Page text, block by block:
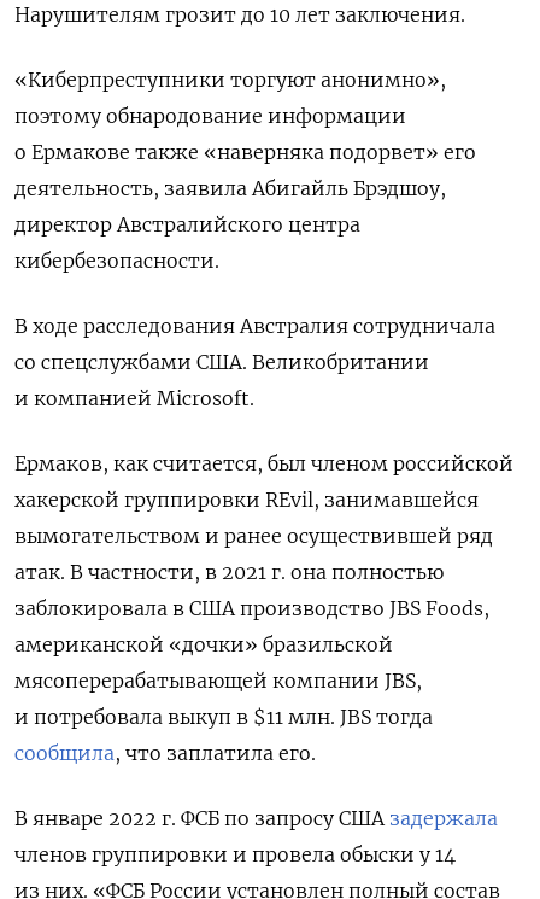
Нарушителям грозит до 10 лет заключения.
«Киберпреступники торгуют анонимно»,
поэтому обнародование информации
о Ермакове также «наверняка подорвет» его
деятельность, заявила Абигайль Брэдшоу,
директор Австралийского центра
кибербезопасности.
В ходе расследования Австралия сотрудничала
со спецслужбами США. Великобритании
и компанией Microsoft.
Ермаков, как считается, был членом российской
хакерской группировки REvil, занимавшейся
вымогательством и ранее осуществившей ряд
атак. В частности, в 2021 г. она полностью
заблокировала в США производство JBS Foods,
американской «дочки» бразильской
мясоперерабатывающей компании JBS,
и потребовала выкуп в $11 млн. JBS тогда
сообщила, что заплатила его.
В январе 2022 г. ФСБ по запросу США задержала
членов группировки и провела обыски у 14
из них. «ФСБ России установлен полный состав